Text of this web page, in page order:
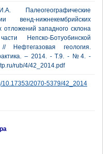
Палеогеографические
венд-нижнекембрийских
отложений западного склона
Непско-Ботуобинской
Нефтегазовая геология.
– 2014. - Т.9. - №4. -
rub/4/42_2014.pdf
10.17353/2070-5379/42_2014